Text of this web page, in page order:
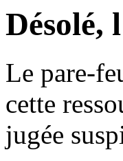
Désolé,
Le pare-
cette
jugée